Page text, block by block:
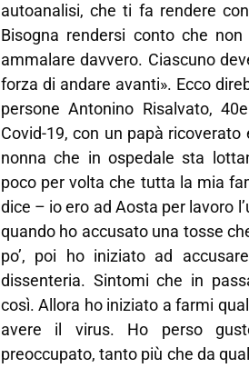
autoanalisi, che ti fa rendere
Bisogna rendersi conto che
ammalare davvero. Ciascuno
forza di andare avanti». Ecco
persone Antonino Risalvato,
Covid-19, con un papà
nonna che in ospedale sta
poco per volta che tutta la mia
dice – io ero ad Aosta per lavoro
quando ho accusato una tosse
po’, poi ho iniziato ad
dissenteria. Sintomi che in
così. Allora ho iniziato a farmi
avere il virus. Ho perso
preoccupato, tanto più che da